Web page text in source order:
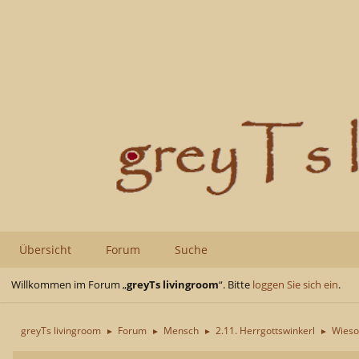
Übersicht Forum Suche
Willkommen im Forum „greyTs livingroom“. Bitte loggen Sie sich ein.
greyTs livingroom ► Forum ► Mensch ► 2.11. Herrgottswinkerl ►